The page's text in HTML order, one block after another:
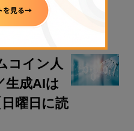
編集部
コイン人
生成AIは
曜日に読